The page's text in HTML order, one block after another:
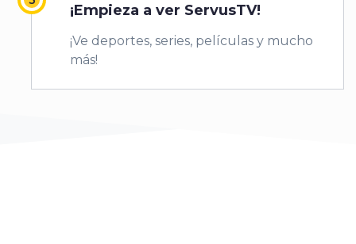
¡Empieza a ver ServusTV!
¡Ve deportes, series, películas y mucho
más!